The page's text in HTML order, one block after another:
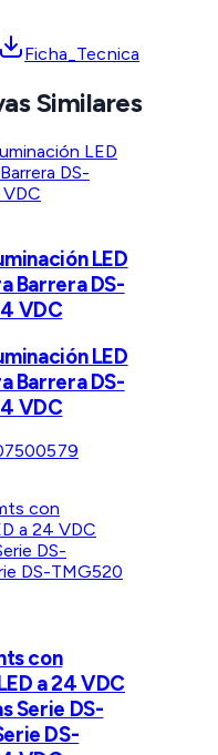
Ficha_Tecnica
Similares
LED
Barrera DS-
VDC
LED
Barrera DS-
VDC
con
a 24 VDC
Serie DS-
DS-